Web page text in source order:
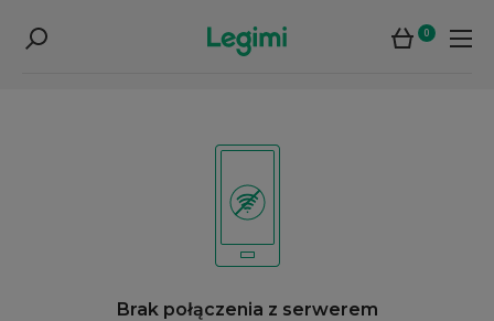
0
Brak połączenia z serwerem